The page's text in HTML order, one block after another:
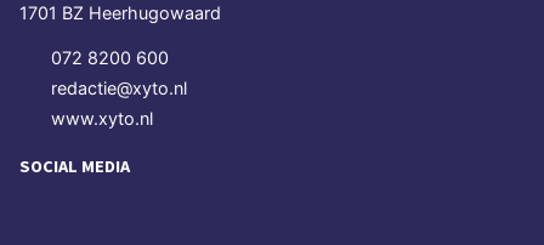
1701 BZ Heerhugowaard
072 8200 600
redactie@xyto.nl
www.xyto.nl
SOCIAL MEDIA